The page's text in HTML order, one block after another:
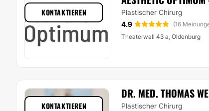
Plastischer Chirurg
4.9
(16
Theaterwall 43 a, Oldenburg
KONTAKTIEREN
DR. MED. THOMAS
Plastischer Chirurg
KONTAKTIEREN